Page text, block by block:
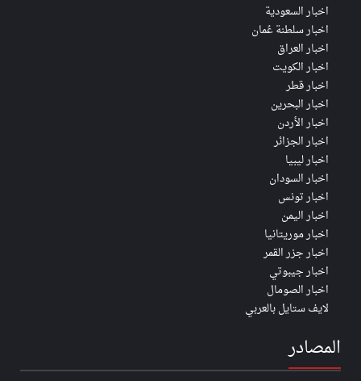
اخبار السعودية
اخبار سلطنة عُمان
اخبار العراق
اخبار الكويت
اخبار قطر
اخبار البحرين
اخبار الأردن
اخبار الجزائر
اخبار ليبيا
اخبار السودان
اخبار تونس
اخبار اليمن
اخبار موريتانيا
اخبار جزر القمر
اخبار جيبوتي
اخبار الصومال
لايف ستايل بالعربي
المصادر